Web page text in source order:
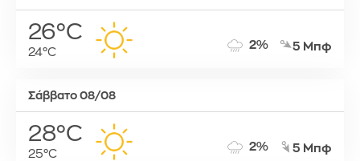
26°C
24°C
2% 5 Μπφ
Σάββατο 08/08
28°C
25°C
2% 5 Μπφ